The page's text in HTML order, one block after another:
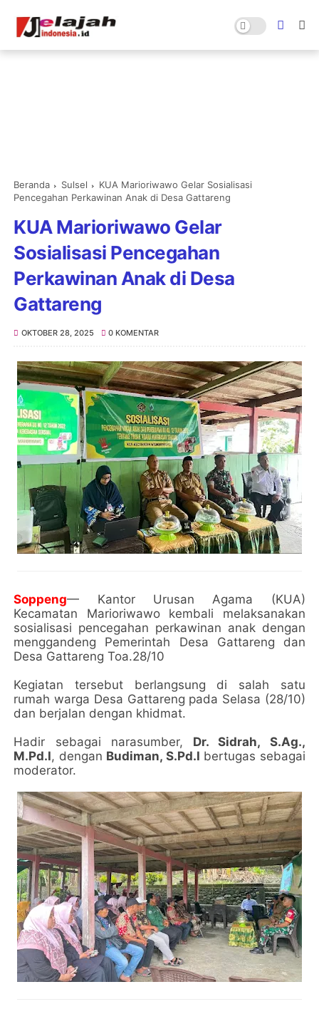
Beranda Sulsel
KUA Marioriwawo Gelar Sosialisasi
Pencegahan Perkawinan Anak di Desa Gattareng
KUA Marioriwawo Gelar
Sosialisasi Pencegahan
Perkawinan Anak di Desa
Gattareng
OKTOBER 28, 2025 0 KOMENTAR
Soppeng— Kantor Urusan Agama (KUA)
Kecamatan Marioriwawo kembali melaksanakan
sosialisasi pencegahan perkawinan anak dengan
menggandeng Pemerintah Desa Gattareng dan
Desa Gattareng Toa.28/10
Kegiatan tersebut berlangsung di salah satu
rumah warga Desa Gattareng pada Selasa (28/10)
dan berjalan dengan khidmat.
Hadir sebagai narasumber, Dr. Sidrah, S.Ag.,
M.Pd.I, dengan Budiman, S.Pd.I bertugas sebagai
moderator.